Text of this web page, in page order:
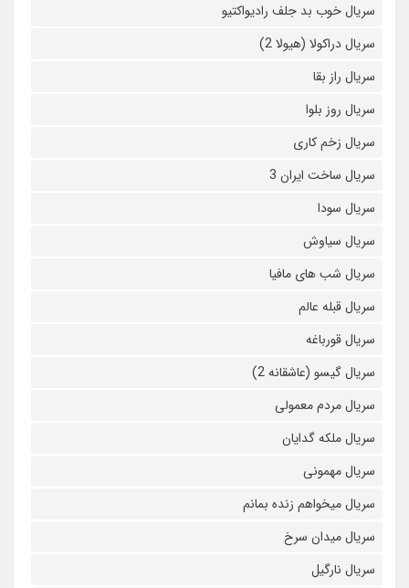
سریال خوب بد جلف رادیواکتیو
سریال دراکولا (هیولا 2)
سریال راز بقا
سریال روز بلوا
سریال زخم کاری
سریال ساخت ایران 3
سریال سودا
سریال سیاوش
سریال شب های مافیا
سریال قبله عالم
سریال قورباغه
سریال گیسو (عاشقانه 2)
سریال مردم معمولی
سریال ملکه گدایان
سریال مهمونی
سریال میخواهم زنده بمانم
سریال میدان سرخ
سریال نارگیل